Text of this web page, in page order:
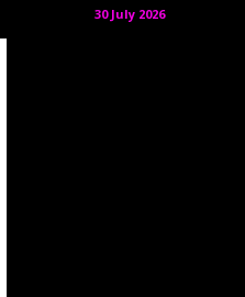
30 July 2026